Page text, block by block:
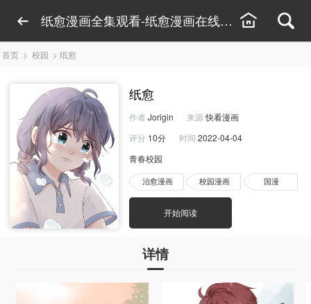
纸愈漫画全集观看-纸愈漫画在线阅读
首页 > 校园 > 纸愈
纸愈
作者 Jorigin 来源 快看漫画
评分 10分 时间 2022-04-04
青春校园
治愈漫画 校园漫画 国漫
开始阅读
详情